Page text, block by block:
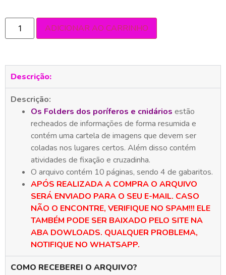
ADICIONAR AO CARRINHO
Descrição:
Descrição:
Os Folders dos poríferos e cnidários estão
recheados de informações de forma resumida e
contém uma cartela de imagens que devem ser
coladas nos lugares certos. Além disso contém
atividades de fixação e cruzadinha.
O arquivo contém 10 páginas, sendo 4 de gabaritos.
APÓS REALIZADA A COMPRA O ARQUIVO
SERÁ ENVIADO PARA O SEU E-MAIL. CASO
NÃO O ENCONTRE, VERIFIQUE NO SPAM!!! ELE
TAMBÉM PODE SER BAIXADO PELO SITE NA
ABA DOWLOADS. QUALQUER PROBLEMA,
NOTIFIQUE NO WHATSAPP.
COMO RECEBEREI O ARQUIVO?